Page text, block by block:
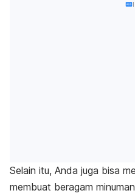
Selain itu, Anda juga bisa
membuat beragam